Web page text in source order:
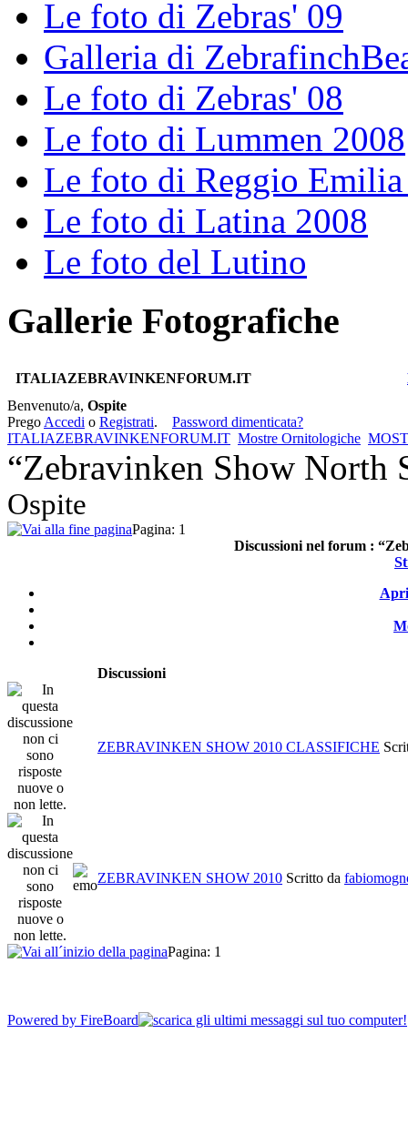
Le foto di Zebras' 09
Galleria di
Le foto di Zebras' 08
Le foto di Lummen 2008
Le foto di Reggio
Le foto di Latina 2008
Le foto del Lutino
Gallerie Fotografiche
ITALIAZEBRAVINKENFORUM.IT
Benvenuto/a, Ospite
Prego Accedi o Registrati. Password dimenticata?
ITALIAZEBRAVINKENFORUM.IT Mostre Ornitologiche
“Zebravinken Show
Ospite
Pagina: 1
Discussioni nel forum :
Discussioni
ZEBRAVINKEN SHOW 2010 CLASSIFICHE
ZEBRAVINKEN SHOW 2010 Scritto da
Pagina: 1
Powered by FireBoard